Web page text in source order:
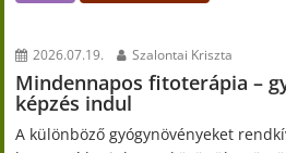
2026.07.19. Szalontai Kriszta
Mindennapos fitoterápia –
képzés indul
A különböző gyógynövényeket